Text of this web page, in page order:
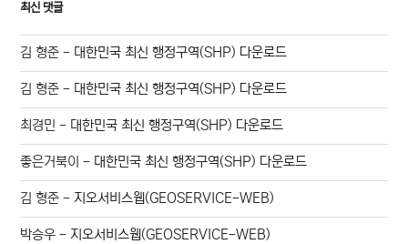
최신 댓글
김 형준 - 대한민국 최신 행정구역(SHP) 다운로드
김 형준 - 대한민국 최신 행정구역(SHP) 다운로드
최경민 - 대한민국 최신 행정구역(SHP) 다운로드
좋은거북이 - 대한민국 최신 행정구역(SHP) 다운로드
김 형준 -지오서비스웹(GEOSERVICE-WEB)
박승우 -지오서비스웹(GEOSERVICE-WEB)